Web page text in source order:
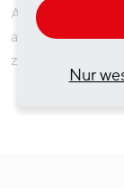
Allgemeine
auf unsere
zuständigen
Nur